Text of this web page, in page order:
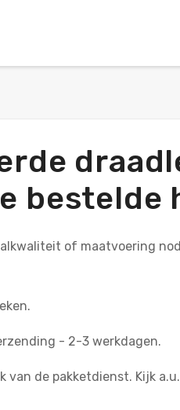
bestelde
of maatvoering
- 2-3 werkdagen.
de pakketdienst. Kijk